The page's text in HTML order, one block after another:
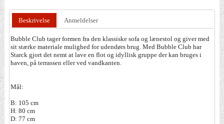
Beskrivelse Anmeldelser
Bubble Club tager formen fra den klassiske sofa og lænestol og giver med
sit stærke materiale mulighed for udendørs brug. Med Bubble Club har
Starck gjort det nemt at lave en flot og idyllisk gruppe der kan bruges i
haven, på terrassen eller ved vandkanten.
Mål:
B: 105 cm
H: 80 cm
D: 77 cm